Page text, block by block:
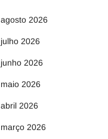
agosto 2026
julho 2026
junho 2026
maio 2026
abril 2026
março 2026